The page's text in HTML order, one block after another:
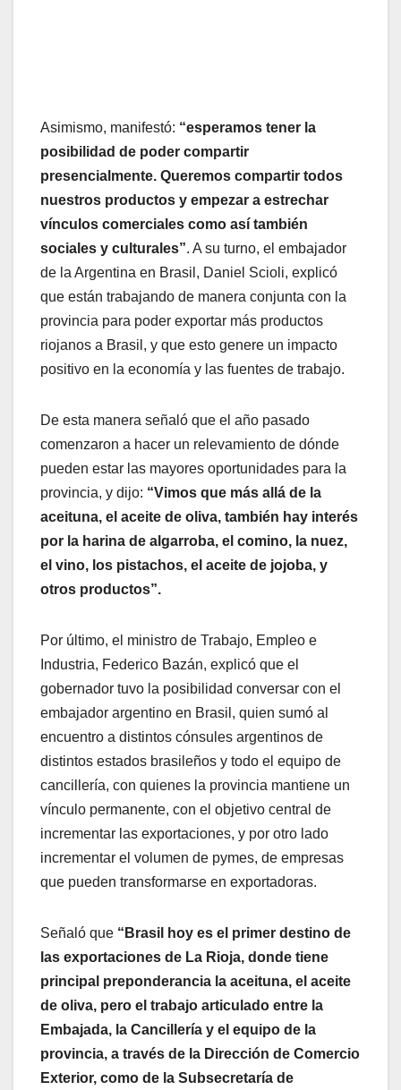
Asimismo, manifestó: “esperamos tener la
posibilidad de poder compartir
presencialmente. Queremos compartir todos
nuestros productos y empezar a estrechar
vínculos comerciales como así también
sociales y culturales”. A su turno, el embajador
de la Argentina en Brasil, Daniel Scioli, explicó
que están trabajando de manera conjunta con la
provincia para poder exportar más productos
riojanos a Brasil, y que esto genere un impacto
positivo en la economía y las fuentes de trabajo.
De esta manera señaló que el año pasado
comenzaron a hacer un relevamiento de dónde
pueden estar las mayores oportunidades para la
provincia, y dijo: “Vimos que más allá de la
aceituna, el aceite de oliva, también hay interés
por la harina de algarroba, el comino, la nuez,
el vino, los pistachos, el aceite de jojoba, y
otros productos”.
Por último, el ministro de Trabajo, Empleo e
Industria, Federico Bazán, explicó que el
gobernador tuvo la posibilidad conversar con el
embajador argentino en Brasil, quien sumó al
encuentro a distintos cónsules argentinos de
distintos estados brasileños y todo el equipo de
cancillería, con quienes la provincia mantiene un
vínculo permanente, con el objetivo central de
incrementar las exportaciones, y por otro lado
incrementar el volumen de pymes, de empresas
que pueden transformarse en exportadoras.
Señaló que “Brasil hoy es el primer destino de
las exportaciones de La Rioja, donde tiene
principal preponderancia la aceituna, el aceite
de oliva, pero el trabajo articulado entre la
Embajada, la Cancillería y el equipo de la
provincia, a través de la Dirección de Comercio
Exterior, como de la Subsecretaría de